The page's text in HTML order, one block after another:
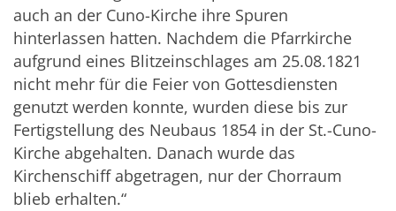
auch an der Cuno-Kirche ihre Spuren
hinterlassen hatten. Nachdem die Pfarrkirche
aufgrund eines Blitzeinschlages am 25.08.1821
nicht mehr für die Feier von Gottesdiensten
genutzt werden konnte, wurden diese bis zur
Fertigstellung des Neubaus 1854 in der St.-Cuno-
Kirche abgehalten. Danach wurde das
Kirchenschiff abgetragen, nur der Chorraum
blieb erhalten.“